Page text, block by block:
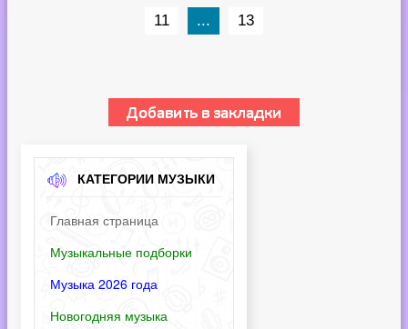
11 ... 13
КАТЕГОРИИ МУЗЫКИ
Главная страница
Музыкальные подборки
Музыка 2026 года
Новогодняя музыка